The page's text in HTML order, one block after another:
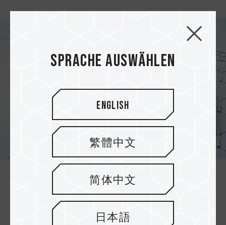
Patentierte Graphene-
Kühltechnologie für zuverlässige
Sprache auswählen
English
繁體中文
简体中文
日本語